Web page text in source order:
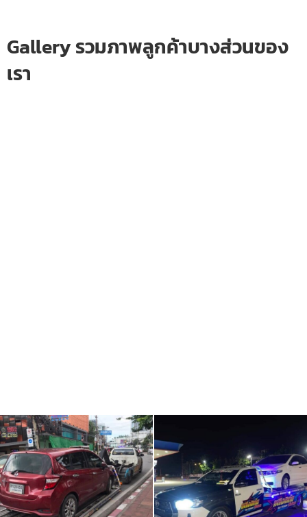
Gallery รวมภาพลูกค้าบางส่วนของ
เรา